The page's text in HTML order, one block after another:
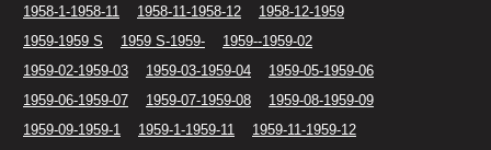
1958-1-1958-11
1958-11-1958-12
1958-12-1959
1959-1959 S
1959 S-1959-
1959--1959-02
1959-02-1959-03
1959-03-1959-04
1959-05-1959-06
1959-06-1959-07
1959-07-1959-08
1959-08-1959-09
1959-09-1959-1
1959-1-1959-11
1959-11-1959-12